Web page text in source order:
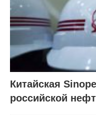
Китайская
российской